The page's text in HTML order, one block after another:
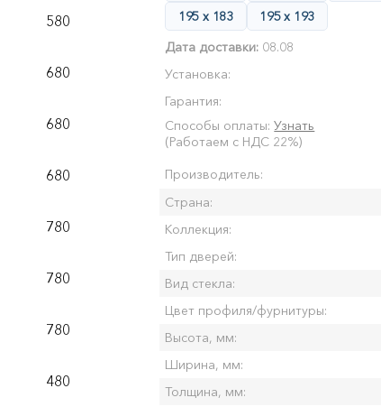
580
680
680
680
780
780
780
480
195 х 183
195 х 193
Дата доставки: 08.08
Установка:
Гарантия:
Способы оплаты: Узнать
(Работаем с НДС 22%)
Производитель:
Страна:
Коллекция:
Тип дверей:
Вид стекла:
Цвет профиля/фурнитуры:
Высота, мм:
Ширина, мм:
Толщина, мм: